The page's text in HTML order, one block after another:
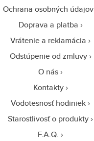
Ochrana osobných údajov
Doprava a platba
Vrátenie a reklamácia
Odstúpenie od zmluvy
O nás
Kontakty
Vodotesnosť hodiniek
Starostlivosť o produkty
F.A.Q.